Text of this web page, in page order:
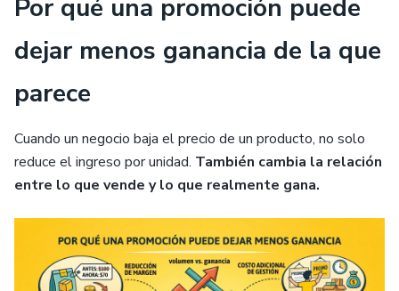
Por qué una promoción puede
dejar menos ganancia de la que
parece
Cuando un negocio baja el precio de un producto, no solo
reduce el ingreso por unidad. También cambia la relación
entre lo que vende y lo que realmente gana.